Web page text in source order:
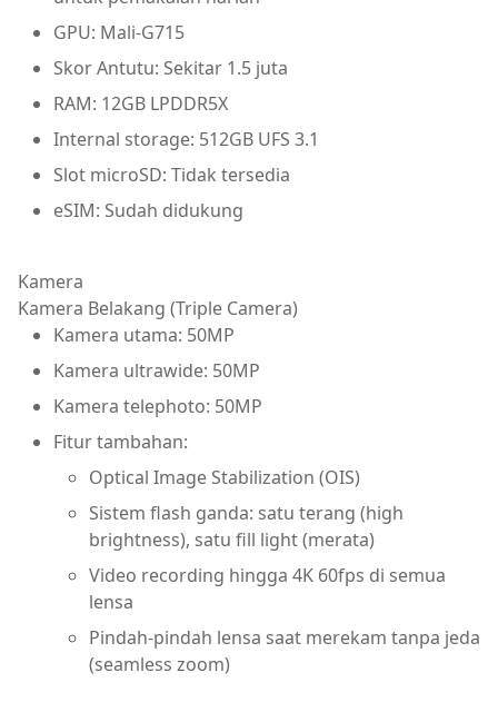
GPU: Mali-G715
Skor Antutu: Sekitar 1.5 juta
RAM: 12GB LPDDR5X
Internal storage: 512GB UFS 3.1
Slot microSD: Tidak tersedia
eSIM: Sudah didukung
Kamera
Kamera Belakang (Triple Camera)
Kamera utama: 50MP
Kamera ultrawide: 50MP
Kamera telephoto: 50MP
Fitur tambahan:
Optical Image Stabilization (OIS)
Sistem flash ganda: satu terang (high
brightness), satu fill light (merata)
Video recording hingga 4K 60fps di semua
lensa
Pindah-pindah lensa saat merekam tanpa jeda
(seamless zoom)